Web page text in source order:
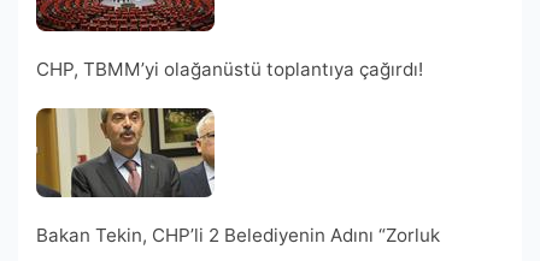
CHP, TBMM’yi olağanüstü toplantıya çağırdı!
Bakan Tekin, CHP’li 2 Belediyenin Adını “Zorluk